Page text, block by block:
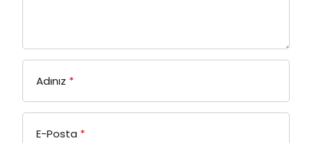
Adınız *
E-Posta *